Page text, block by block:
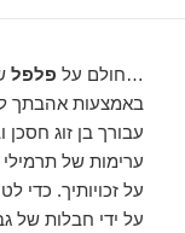
…חולם על פלפל
באמצעות אהבתך
עבורך בן זוג חסכן
ערימות של תרמילי
על זכויותיך. כדי
על ידי חבלות של